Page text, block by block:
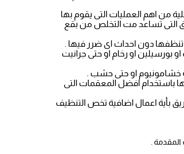
من اهم العمليات التى يقوم بها
التى تساعد مت التخلص من بقع
وتنظفها دون احداث اى ضرر فيها .
او رخام او حتى جرانيت
او خشامونيوم او حتى حشب .
باستخدام افضل المعقمات التى
بأية اعمال اضافية تخص التنظيف
المقدمة .